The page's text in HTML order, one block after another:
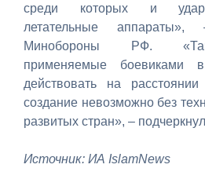
среди которых и
летательные
Минобороны РФ.
применяемые боевиками
действовать на
создание невозможно без
развитых стран», –
Источник: ИА IslamNews